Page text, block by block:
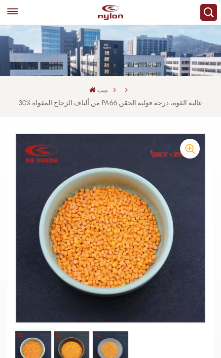
بيت
30% من ألياف الزجاج المقواة PA66 عالية القوة، درجة قولبة الحقن